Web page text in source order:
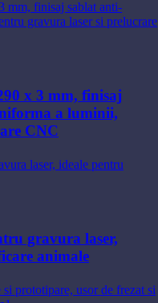
x 3 mm, finisaj
a luminii,
CNC
gravura laser,
animale